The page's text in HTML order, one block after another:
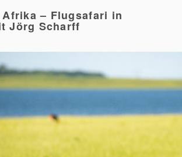
– Flugsafari in
Jörg Scharff